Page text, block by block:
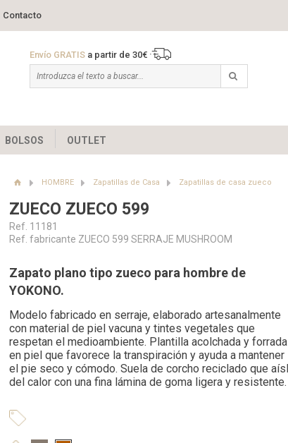
Contacto
Envío GRATISa partir de 30€
BOLSOS OUTLET
HOMBRE Zapatillas de Casa Zapatillas de casa zueco
ZUECO ZUECO 599
Ref. 11181
Ref. fabricante ZUECO 599 SERRAJE MUSHROOM
Zapato plano tipo zueco para hombre de
YOKONO.
Modelo fabricado en serraje, elaborado artesanalmente
con material de piel vacuna y tintes vegetales que
respetan el medioambiente. Plantilla acolchada y forrada
en piel que favorece la transpiración y ayuda a mantener
el pie seco y cómodo. Suela de corcho reciclado que
del calor con una fina lámina de goma ligera y resistente.